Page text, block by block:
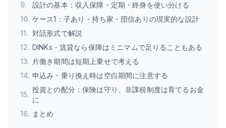
9.
設計の基本：収入保障・定期・終身を使い分ける
10. ケース1：子あり・持ち家・団信ありの現実的な設計
11. 対話形式で解説
12. DINKs・賃貸なら保障はミニマムで足りることもある
13. 片働き期間は短期上乗せで考える
14. 申込み・乗り換え時は空白期間に注意する
15.
投資との配分：保険は守り、非課税制度は育てるお金
に
16. まとめ